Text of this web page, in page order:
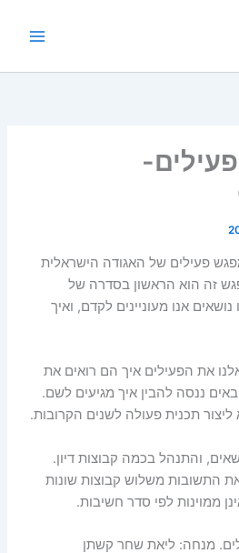
התקיים מפגש פעילים של האגודה הישראלית
זה הוא הראשון בסדרה של
אנו מעוניינים לקדם, ואיך
את הפעילים איך הם רואים את
ננסה להבין איך מגיעים לשם.
תכנית פעולה לשנים הקרובות.
והתנהל בכמה קבוצות דיון.
התשובות משלוש קבוצות שונות
ממוינות לפי סדר חשיבות.
מנחה: ליאת שחר קשתן